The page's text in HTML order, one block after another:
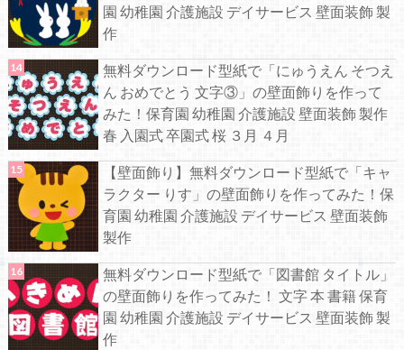
園 幼稚園 介護施設 デイサービス 壁面装飾 製
作
無料ダウンロード型紙で「にゅうえん そつえ
ん おめでとう 文字③」の壁面飾りを作って
みた！保育園 幼稚園 介護施設 壁面装飾 製作
春 入園式 卒園式 桜 ３月 ４月
【壁面飾り】無料ダウンロード型紙で「キャ
ラクター りす」の壁面飾りを作ってみた！保
育園 幼稚園 介護施設 デイサービス 壁面装飾
製作
無料ダウンロード型紙で「図書館 タイトル」
の壁面飾りを作ってみた！ 文字 本 書籍 保育
園 幼稚園 介護施設 デイサービス 壁面装飾 製
作